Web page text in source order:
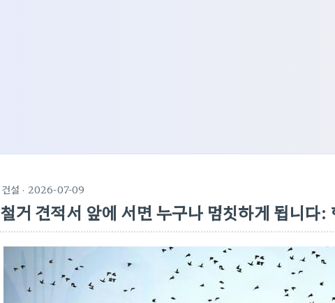
건설 · 2026-07-09
철거 견적서 앞에 서면 누구나 멈칫하게 됩니다: